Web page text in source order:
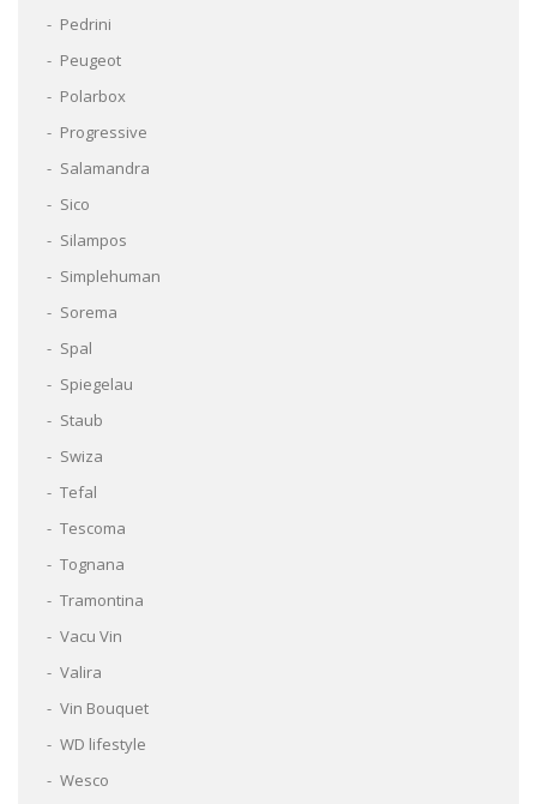
Pedrini
Peugeot
Polarbox
Progressive
Salamandra
Sico
Silampos
Simplehuman
Sorema
Spal
Spiegelau
Staub
Swiza
Tefal
Tescoma
Tognana
Tramontina
Vacu Vin
Valira
Vin Bouquet
WD lifestyle
Wesco